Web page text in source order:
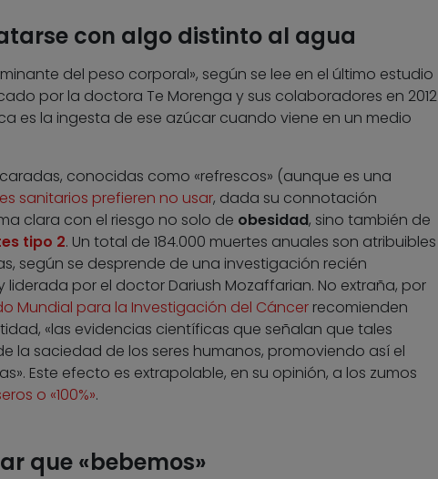
con algo distinto al agua
del peso corporal», según se lee en el último estudio
por la doctora Te Morenga y sus colaboradores en 2012
es la ingesta de ese azúcar cuando viene en un medio
conocidas como «refrescos» (aunque es una
sanitarios prefieren no usar, dada su connotación
clara con el riesgo no solo de obesidad, sino también de
tipo 2. Un total de 184.000 muertes anuales son atribuibles
según se desprende de una investigación recién
liderada por el doctor Dariush Mozaffarian. No extraña, por
Mundial para la Investigación del Cáncerrecomienden
«las evidencias científicas que señalan que tales
la saciedad de los seres humanos, promoviendo así el
Este efecto es extrapolable, en su opinión, a los zumos
o «100%».
que «bebemos»